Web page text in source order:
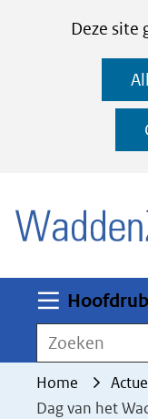
CookiesDeze site
deze
worden
toegestaan
geweigerd.
Zoeken
Home
Dag van het